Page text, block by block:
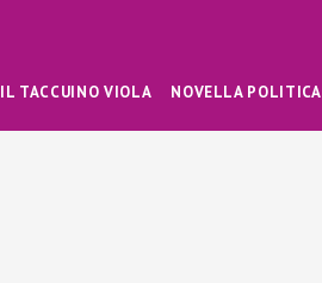
IL TACCUINO VIOLA NOVELLA POLITICA